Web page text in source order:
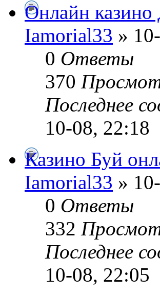
Онлайн казино
Iamorial33 »
0 Ответы
370
Последнее
10-08, 22:18
Казино Буй
Iamorial33 »
0 Ответы
332
Последнее
10-08, 22:05